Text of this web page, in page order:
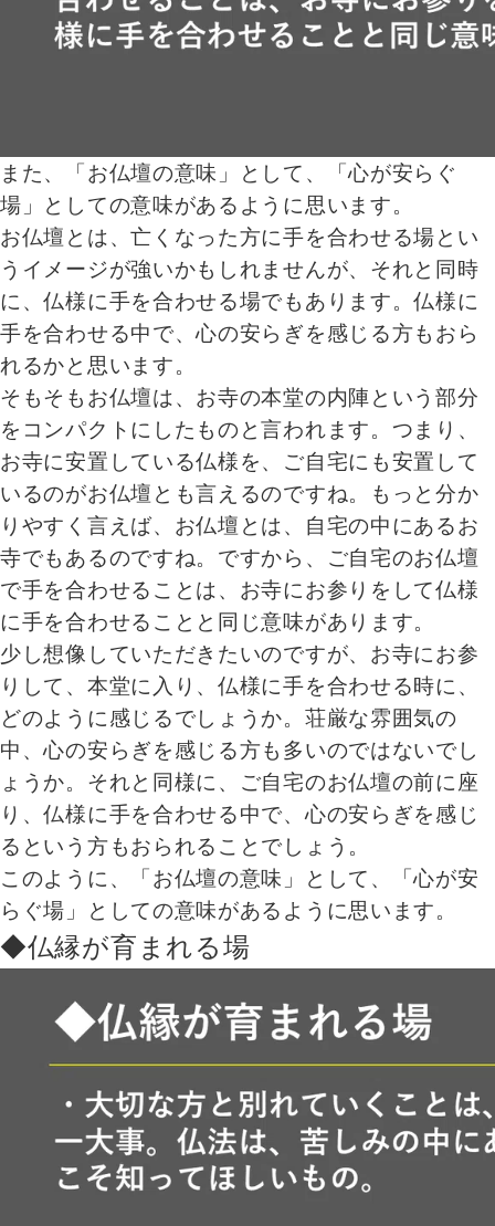
また、「お仏壇の意味」として、「心が安らぐ
場」としての意味があるように思います。
お仏壇とは、亡くなった方に手を合わせる場とい
うイメージが強いかもしれませんが、それと同時
に、仏様に手を合わせる場でもあります。仏様に
手を合わせる中で、心の安らぎを感じる方もおら
れるかと思います。
そもそもお仏壇は、お寺の本堂の内陣という部分
をコンパクトにしたものと言われます。つまり、
お寺に安置している仏様を、ご自宅にも安置して
いるのがお仏壇とも言えるのですね。もっと分か
りやすく言えば、お仏壇とは、自宅の中にあるお
寺でもあるのですね。ですから、ご自宅のお仏壇
で手を合わせることは、お寺にお参りをして仏様
に手を合わせることと同じ意味があります。
少し想像していただきたいのですが、お寺にお参
りして、本堂に入り、仏様に手を合わせる時に、
どのように感じるでしょうか。荘厳な雰囲気の
中、心の安らぎを感じる方も多いのではないでし
ょうか。それと同様に、ご自宅のお仏壇の前に座
り、仏様に手を合わせる中で、心の安らぎを感じ
るという方もおられることでしょう。
このように、「お仏壇の意味」として、「心が安
らぐ場」としての意味があるように思います。
◆仏縁が育まれる場